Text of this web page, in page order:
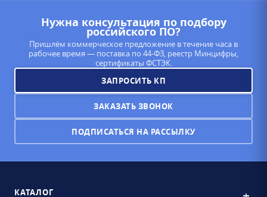
Нужна консультация по подбору
российского ПО?
Пришлём коммерческое предложение в течение часа в
рабочее время — поставка по 44-ФЗ, реестр Минцифры,
сертификаты ФСТЭК.
ЗАПРОСИТЬ КП
ЗАКАЗАТЬ ЗВОНОК
ПОДПИСАТЬСЯ НА РАССЫЛКУ
КАТАЛОГ